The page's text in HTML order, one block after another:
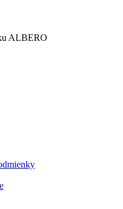
ALBERO